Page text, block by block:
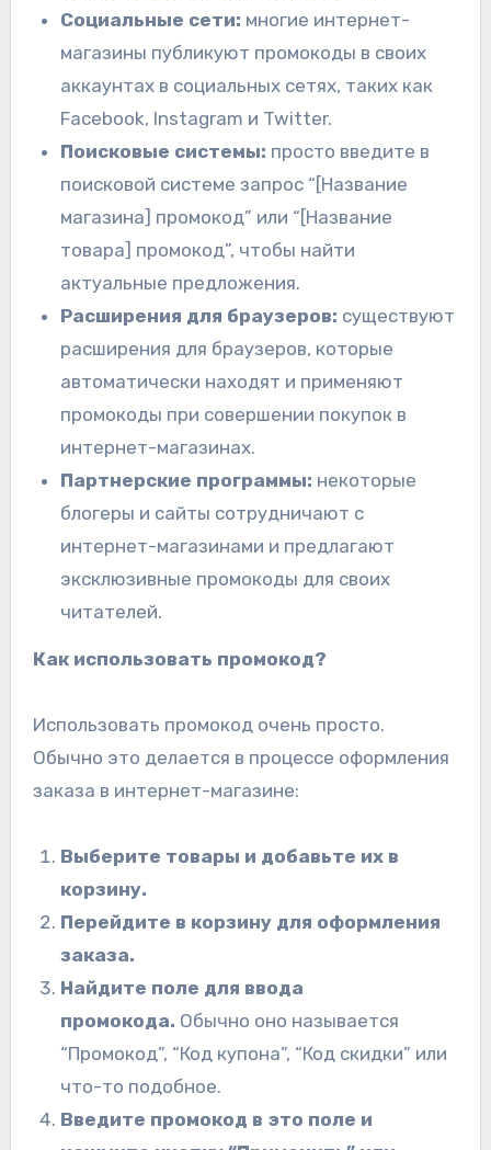
Социальные сети: многие интернет-
магазины публикуют промокоды в своих
аккаунтах в социальных сетях, таких как
Facebook, Instagram и Twitter.
Поисковые системы: просто введите в
поисковой системе запрос “[Название
магазина] промокод” или “[Название
товара] промокод”, чтобы найти
актуальные предложения.
Расширения для браузеров: существуют
расширения для браузеров, которые
автоматически находят и применяют
промокоды при совершении покупок в
интернет-магазинах.
Партнерские программы: некоторые
блогеры и сайты сотрудничают с
интернет-магазинами и предлагают
эксклюзивные промокоды для своих
читателей.
Как использовать промокод?
Использовать промокод очень просто.
Обычно это делается в процессе оформления
заказа в интернет-магазине:
Выберите товары и добавьте их в
корзину.
Перейдите в корзину для оформления
заказа.
Найдите поле для ввода
промокода. Обычно оно называется
“Промокод”, “Код купона”, “Код скидки” или
что-то подобное.
Введите промокод в это поле и